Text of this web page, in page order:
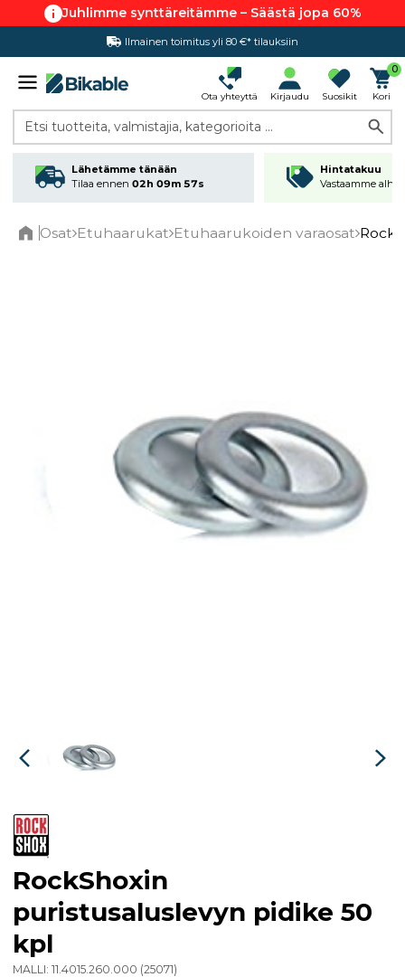
Juhlimme synttäreitämme – Säästä jopa 60%
Ilmainen toimitus yli 80 €* tilauksiin
Hintatakuu
Ota yhteyttä Kirjaudu Suosikit
0
Kori
Etsi tuotteita, valmistajia, kategorioita ...
Lähetämme tänään
Tilaa ennen 02h 09m 57s
Hintatakuu
Vastaamme
Osat Etuhaarukat Etuhaarukoiden varaosat
RockShoxin
puristusaluslevyn pidike 50
kpl
MALLI: 11.4015.260.000 (25071)